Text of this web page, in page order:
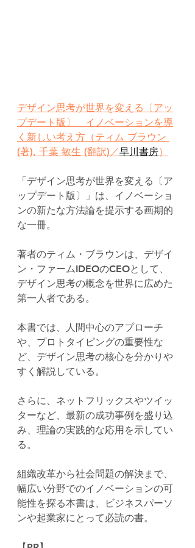
デザイン思考が世界を変える〔アッ
プデート版〕　イノベーションを導
く新しい考え方（ティム ブラウン
(著), 千葉 敏生 (翻訳)／早川書房）
「デザイン思考が世界を変える〔ア
ップデート版〕」は、イノベーショ
ンの新たな方法論を提示する画期的
な一冊。
著者のティム・ブラウンは、デザイ
ン・ファームIDEOのCEOとして、
デザイン思考の概念を世界に広めた
第一人者である。
本書では、人間中心のアプローチ
や、プロトタイピングの重要性な
ど、デザイン思考の核心を分かりや
すく解説している。
さらに、ネットフリックスやツイッ
ターなど、最新の成功事例を盛り込
み、理論の実践的な応用を示してい
る。
組織改革から社会問題の解決まで、
幅広い分野でのイノベーションの可
能性を探る本書は、ビジネスパーソ
ンや起業家にとって必読の書。